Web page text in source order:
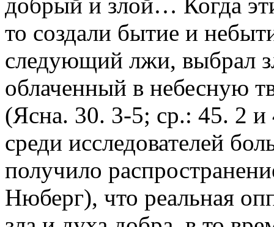
то создали бытие и
следующий лжи, выбрал
облаченный в небесную
(Ясна. 30. 3-5; ср.: 45. 2 и
среди исследователей
получило
Нюберг), что реальная